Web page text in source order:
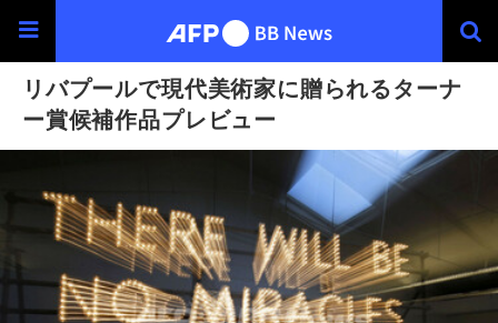
リバプールで現代美術家に贈られるターナ
ー賞候補作品プレビュー